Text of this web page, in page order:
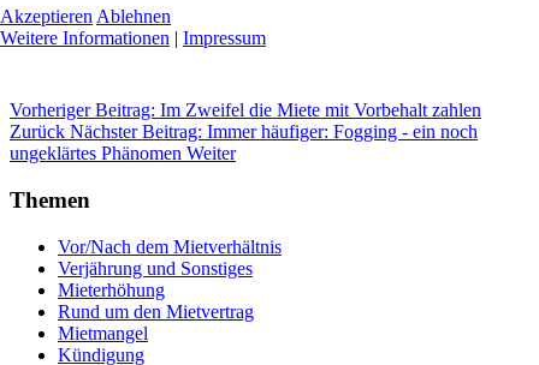
Vorheriger Beitrag: Im Zweifel die Miete mit Vorbehalt zahlen
Zurück Nächster Beitrag: Immer häufiger: Fogging - ein noch
ungeklärtes Phänomen Weiter
Themen
Vor/Nach dem Mietverhältnis
Verjährung und Sonstiges
Mieterhöhung
Rund um den Mietvertrag
Mietmangel
Kündigung
Akzeptieren Ablehnen
Weitere Informationen | Impressum